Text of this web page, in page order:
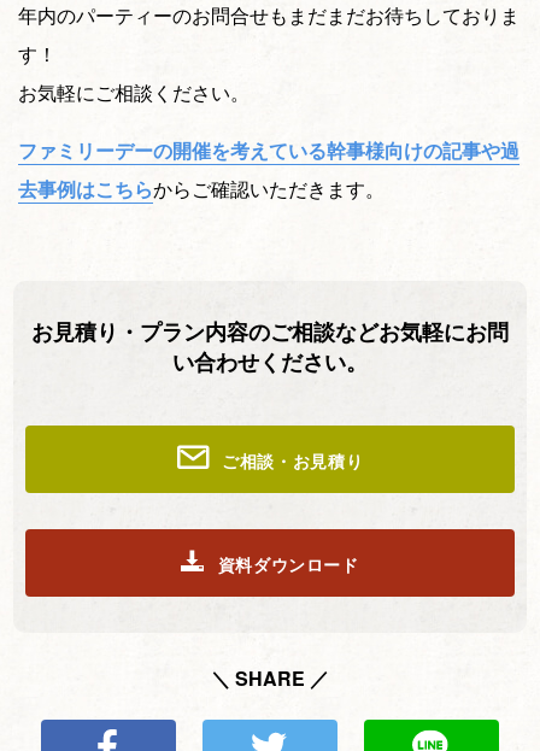
年内のパーティーのお問合せもまだまだお待ちしておりま
す！
お気軽にご相談ください。
ファミリーデーの開催を考えている幹事様向けの記事や過
去事例はこちらからご確認いただきます。
お見積り・プラン内容のご相談などお気軽にお問
い合わせください。
ご相談・お見積り
資料ダウンロード
＼ SHARE ／